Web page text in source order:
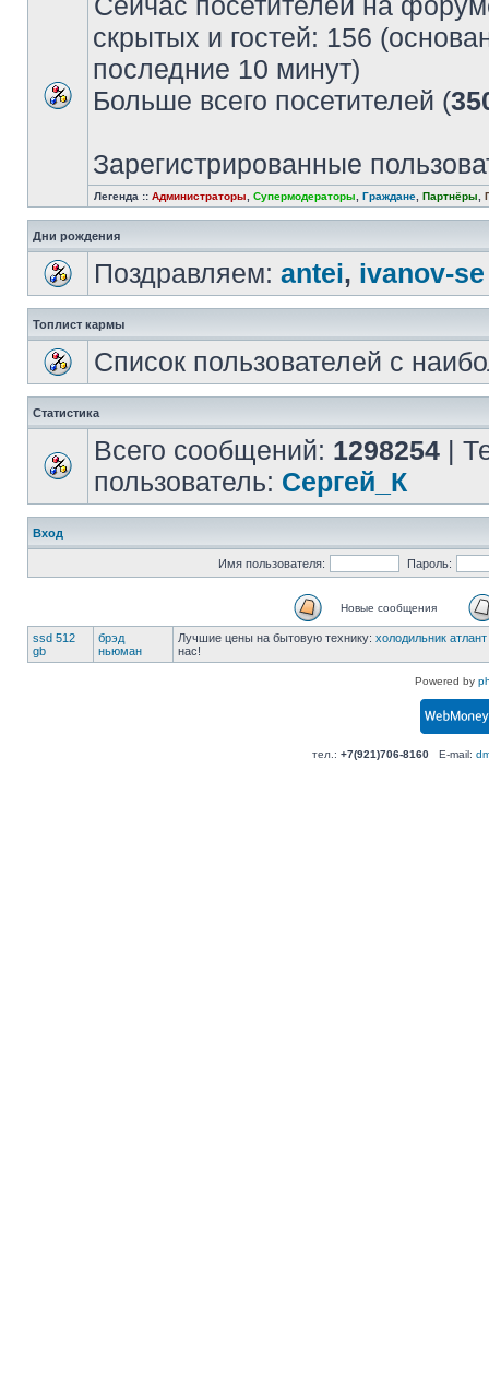
скрытых и гостей: 156
последние 10 минут)
Больше всего посетителей (
Зарегистрированные
Легенда :: Администраторы Супермодераторы Граждане Партнёры
Дни рождения
Поздравляем: antei, ivanov-se
Топлист кармы
Список пользователей с
Статистика
Всего сообщений: 1298254 |
пользователь: Сергей_К
Вход
Имя пользователя: Пароль:
Новые сообщения
ssd 512
gb
брэд
ньюман
Лучшие цены на бытовую технику: холодильник
нас!
Powered by
тел.: +7(921)706-8160E-mail: